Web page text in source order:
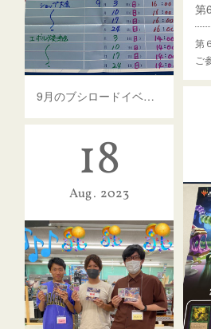
9月のブシロードイベント予定
第
第
ご
18
Aug 2023